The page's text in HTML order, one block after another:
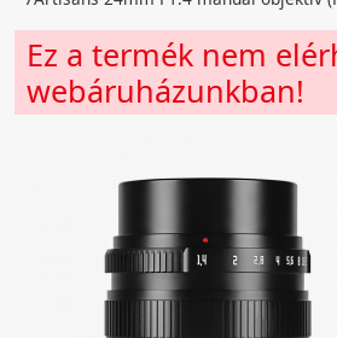
Ez a termék nem
webáruházunkban!